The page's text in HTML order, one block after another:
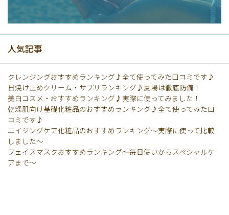
人気記事
クレンジングおすすめランキング♪全て使ってみた口コミです♪
日焼け止めクリーム・サプリランキング♪夏場は徹底防備！
美白コスメ・おすすめランキング♪実際に使ってみました！
乾燥肌向け基礎化粧品のおすすめランキング♪全て使ってみた口
コミです♪
エイジングケア化粧品のおすすめランキング〜実際に使って比較
しました〜
フェイスマスクおすすめランキング〜毎日使いからスペシャルケ
アまで〜